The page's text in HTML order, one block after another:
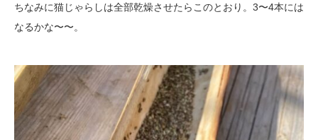
ちなみに猫じゃらしは全部乾燥させたらこのとおり。3〜4本には
なるかな〜〜。